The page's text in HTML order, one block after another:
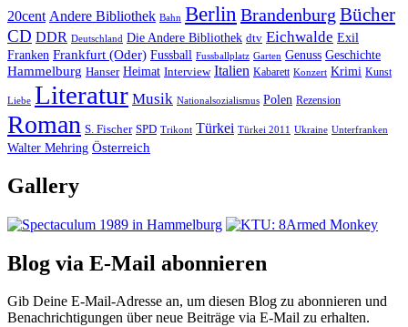
20cent Andere Bibliothek Bahn Berlin Brandenburg Bücher
CD DDR Deutschland Die Andere Bibliothek dtv Eichwalde Exil
Franken Frankfurt (Oder) Fussball Fussballplatz Garten Genuss Geschichte
Hammelburg Hanser Heimat Interview Italien Kabarett Konzert Krimi Kunst
Liebe Literatur Musik Nationalsozialismus Polen Rezension
Roman S. Fischer SPD Trikont Türkei Türkei 2011 Ukraine Unterfranken
Walter Mehring Österreich
Gallery
Blog via E-Mail abonnieren
Gib Deine E-Mail-Adresse an, um diesen Blog zu abonnieren und
Benachrichtigungen über neue Beiträge via E-Mail zu erhalten.